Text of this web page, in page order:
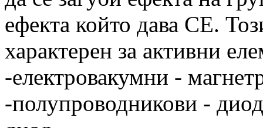
ефекта който дава СЕ.
характерен за активни
-електровакумни -
-полупроводникови -